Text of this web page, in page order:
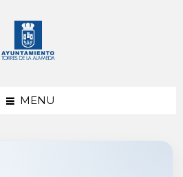
MENU